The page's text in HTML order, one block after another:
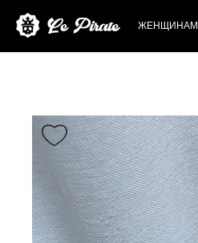
ЖЕНЩИНАМ